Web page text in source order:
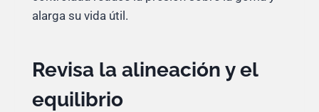
alarga su vida útil.
Revisa la alineación y el
equilibrio